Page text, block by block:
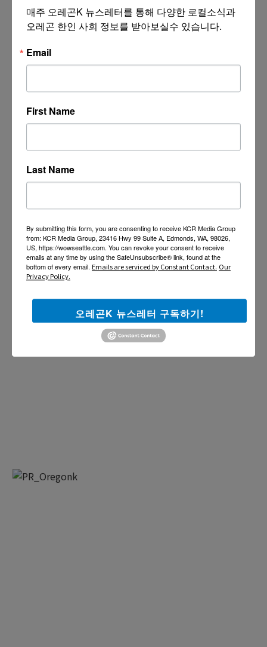
매주 오레곤K 뉴스레터를 통해 다양한 로컬소식과
오레곤 한인 사회 정보를 받아보실수 있습니다.
Email
First Name
Last Name
By submitting this form, you are consenting to receive KCR Media Group
from: KCR Media Group, 23416 Hwy 99 Suite A, Edmonds, WA, 98026,
US, https://wowseattle.com. You can revoke your consent to receive
emails at any time by using the SafeUnsubscribe® link, found at the
bottom of every email. Emails are serviced by Constant Contact. Our
Privacy Policy.
오레곤K 뉴스레터 구독하기!